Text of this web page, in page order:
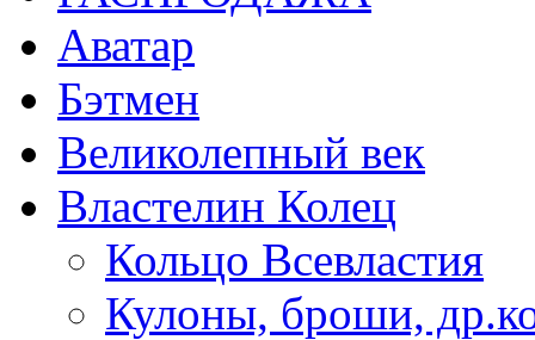
Аватар
Бэтмен
Великолепный век
Властелин Колец
Кольцо Всевластия
Кулоны, броши,